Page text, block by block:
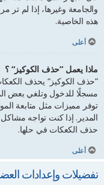
والجامعة وغيرها، إذا لم تر
هذه الخاصية.
أعلى
ماذا يعمل ”حذف الكوكيز“ ؟
”حذف الكوكيز“ يحذف
مسجلًا للدخول وتلغي بعض
توفر مميزات مثل متابعة
المدير. إذا كنت تواجه
حذف الكعكات في حلها.
أعلى
تفضيلات وإعدادات